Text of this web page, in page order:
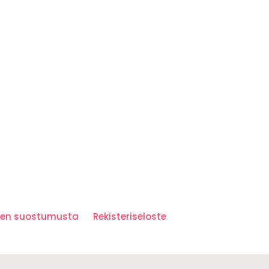
suostumusta Rekisteriseloste